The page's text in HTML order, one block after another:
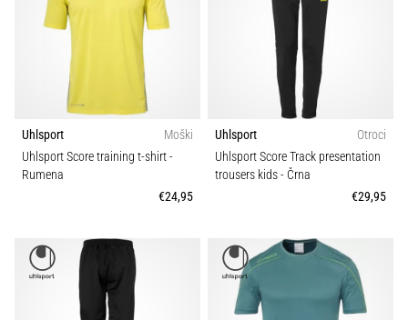
Uhlsport
Moški
Uhlsport Score training t-shirt-
Rumena
€24,95
Uhlsport
Otroci
Uhlsport Score Track presentation
trousers kids- Črna
€29,95